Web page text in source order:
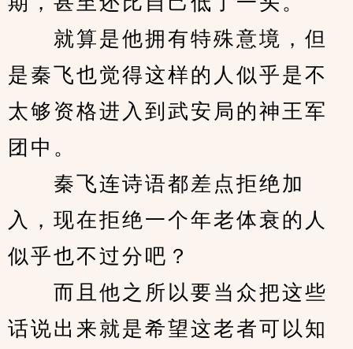
就算是他拥有特殊意境，但
是秦飞也觉得这样的人似乎是不
太够资格进入到武安局的神王军
团中。
秦飞连诗语都差点拒绝加
入，现在拒绝一个年老体衰的人
似乎也不过分吧？
而且他之所以要当众把这些
话说出来就是希望这老者可以知